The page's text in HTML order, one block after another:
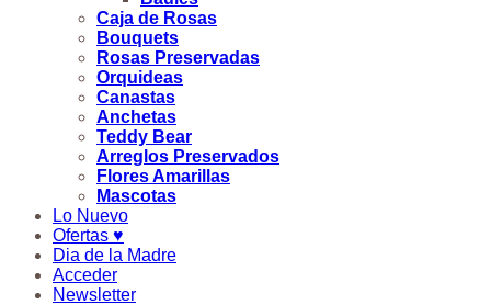
Caja de Rosas
Bouquets
Rosas Preservadas
Orquideas
Canastas
Anchetas
Teddy Bear
Arreglos Preservados
Flores Amarillas
Mascotas
Lo Nuevo
Ofertas ♥
Dia de la Madre
Acceder
Newsletter